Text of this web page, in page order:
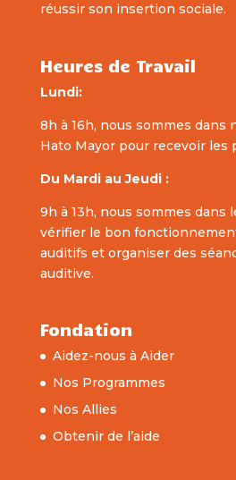
réussir son insertion sociale.
Heures de Travail
Lundi:
8h à 16h, nous sommes dans
Hato Mayor pour recevoir les
Du Mardi au Jeudi :
9h à 13h, nous sommes dans
vérifier le bon
auditifs et organiser des
auditive.
Fondation
Aidez-nous à Aider
Nos Programmes
Nos Allies
Obtenir de l’aide